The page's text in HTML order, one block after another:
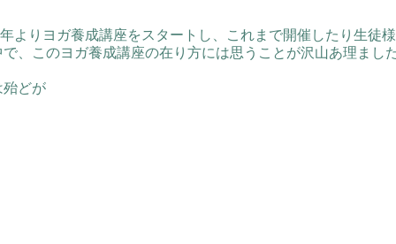
よりヨガ養成講座をスタートし、これまで開催したり生徒
、このヨガ養成講座の在り方には思うことが沢山あ理ました
殆どが